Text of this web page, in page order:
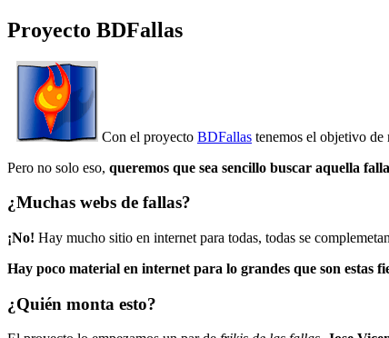
Proyecto BDFallas
Con el proyecto BDFallas tenemos el objetivo de
Pero no solo eso, queremos que sea sencillo buscar aquella
¿Muchas webs de fallas?
¡No! Hay mucho sitio en internet para todas, todas se
Hay poco material en internet para lo grandes que son estas
¿Quién monta esto?